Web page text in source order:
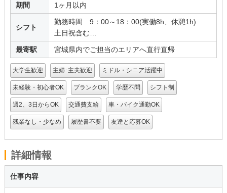
期間 1ヶ月以内
シフト
勤務時間 9：00～18：00(実働8h、休憩1h)
土日祝含む…
最寄駅 宮城県内でご担当のエリアへ直行直帰
大学生歓迎 主婦･主夫歓迎 ミドル・シニア活躍中
未経験・初心者OK ブランクOK 学歴不問 シフト制
週2、3日からOK 交通費支給 車・バイク通勤OK
残業なし・少なめ 履歴書不要 友達と応募OK
詳細情報
仕事内容